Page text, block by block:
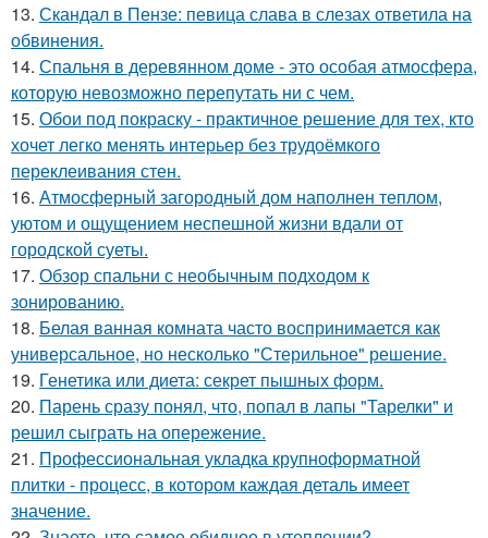
13. Скандал в Пензе: певица слава в слезах ответила на
обвинения.
14. Спальня в деревянном доме - это особая атмосфера,
которую невозможно перепутать ни с чем.
15. Обои под покраску - практичное решение для тех, кто
хочет легко менять интерьер без трудоёмкого
переклеивания стен.
16. Атмосферный загородный дом наполнен теплом,
уютом и ощущением неспешной жизни вдали от
городской суеты.
17. Обзор спальни с необычным подходом к
зонированию.
18. Белая ванная комната часто воспринимается как
универсальное, но несколько "Стерильное" решение.
19. Генетика или диета: секрет пышных форм.
20. Парень сразу понял, что, попал в лапы "Тарелки" и
решил сыграть на опережение.
21. Профессиональная укладка крупноформатной
плитки - процесс, в котором каждая деталь имеет
значение.